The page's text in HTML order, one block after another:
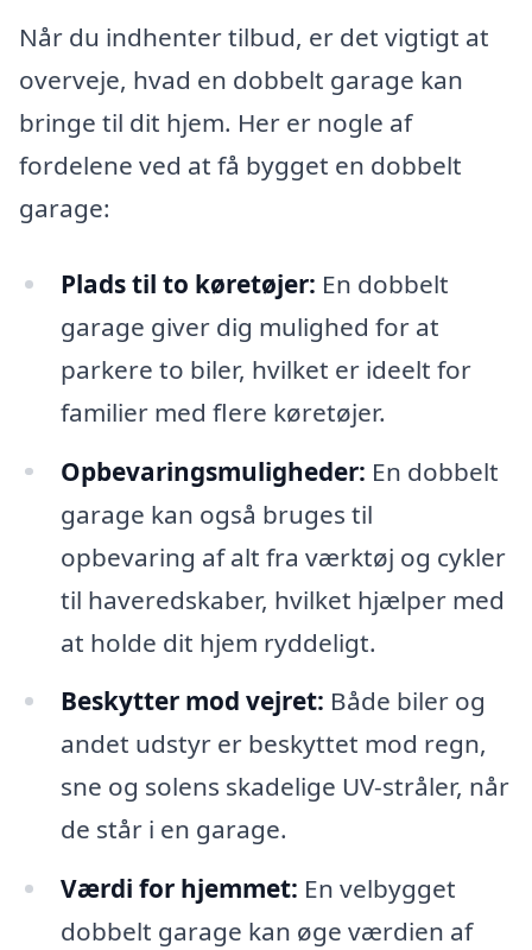
Når du indhenter tilbud, er det vigtigt at
overveje, hvad en dobbelt garage kan
bringe til dit hjem. Her er nogle af
fordelene ved at få bygget en dobbelt
garage:
Plads til to køretøjer: En dobbelt
garage giver dig mulighed for at
parkere to biler, hvilket er ideelt for
familier med flere køretøjer.
Opbevaringsmuligheder: En dobbelt
garage kan også bruges til
opbevaring af alt fra værktøj og cykler
til haveredskaber, hvilket hjælper med
at holde dit hjem ryddeligt.
Beskytter mod vejret: Både biler og
andet udstyr er beskyttet mod regn,
sne og solens skadelige UV-stråler, når
de står i en garage.
Værdi for hjemmet: En velbygget
dobbelt garage kan øge værdien af